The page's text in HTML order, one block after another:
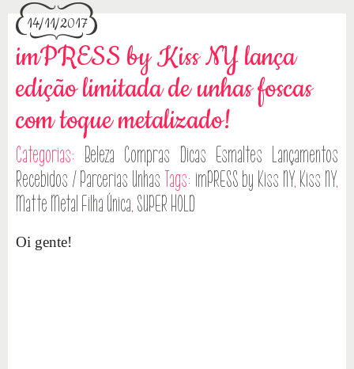
14/11/2017
imPRESS by Kiss NY lança
edição limitada de unhas foscas
com toque metalizado!
Categorias: Beleza Compras Dicas Esmaltes
Lançamentos
Recebidos / Parcerias Unhas Tags: imPRESS by Kiss NY, Kiss NY,
Matte Metal Filha Única, SUPER HOLD
Oi gente!